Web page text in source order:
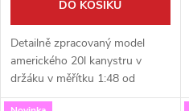
d
u
d
u
DO KOŠÍKU
Detailně zpracovaný model
amerického 20l kanystru v
držáku v měřítku 1:48 od
výrobce Firma49. Tento